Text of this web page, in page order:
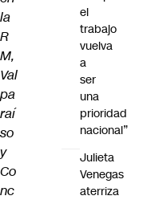
la
R
M,
Val
pa
raí
so
y
Co
nc
el
trabajo
vuelva
a
ser
una
prioridad
nacional”
Julieta
Venegas
aterriza